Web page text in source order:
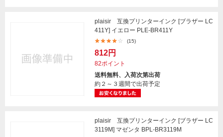
plaisir 互換プリンターインク [ブラザー LC
411Y] イエロー PLE-BR411Y
(15)
812円
82ポイント
送料無料、入荷次第出荷
約２～３週間で出荷予定
plaisir 互換プリンターインク [ブラザー LC
3119M] マゼンタ BPL-BR3119M